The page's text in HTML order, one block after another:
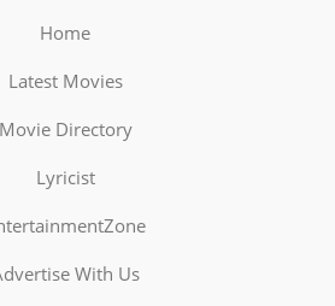
Home
Latest Movies
Movie Directory
Lyricist
With Us